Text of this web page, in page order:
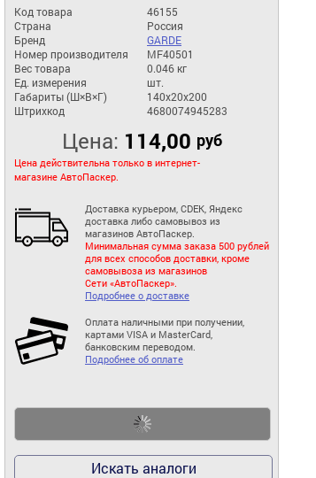
Код товара
46155
Страна
Россия
Бренд
GARDE
Номер производителя
MF40501
Вес товара
0.046 кг
Ед. измерения
шт.
Габариты (Ш×В×Г)
140x20x200
Штрихкод
4680074945283
Цена: 114,00 руб
Цена действительна только в интернет-
магазине АвтоПаскер.
Доставка курьером, CDEK, Яндекс
доставка либо самовывоз из
магазинов АвтоПаскер.
Минимальная сумма заказа 500 рублей
для всех способов доставки, кроме
самовывоза из магазинов
Сети «АвтоПаскер».
Подробнее о доставке
Оплата наличными при получении,
картами VISA и MasterCard,
банковским переводом.
Подробнее об оплате
Искать аналоги